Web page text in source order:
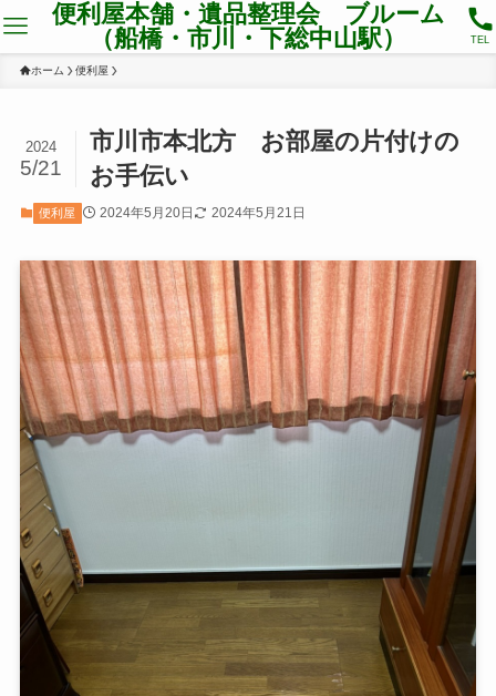
便利屋本舗・遺品整理会 ブルーム
（船橋・市川・下総中山駅）
TEL
ホーム 便利屋
市川市本北方 お部屋の片付けの
お手伝い
2024
5/21
便利屋 2024年5月20日 2024年5月21日